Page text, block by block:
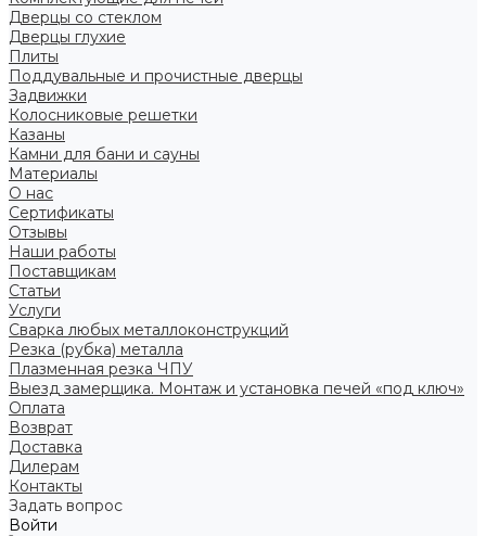
Дверцы со стеклом
Дверцы глухие
Плиты
Поддувальные и прочистные дверцы
Задвижки
Колосниковые решетки
Казаны
Камни для бани и сауны
Материалы
О нас
Сертификаты
Отзывы
Наши работы
Поставщикам
Статьи
Услуги
Сварка любых металлоконструкций
Резка (рубка) металла
Плазменная резка ЧПУ
Выезд замерщика. Монтаж и установка печей «под ключ»
Оплата
Возврат
Доставка
Дилерам
Контакты
Задать вопрос
Войти